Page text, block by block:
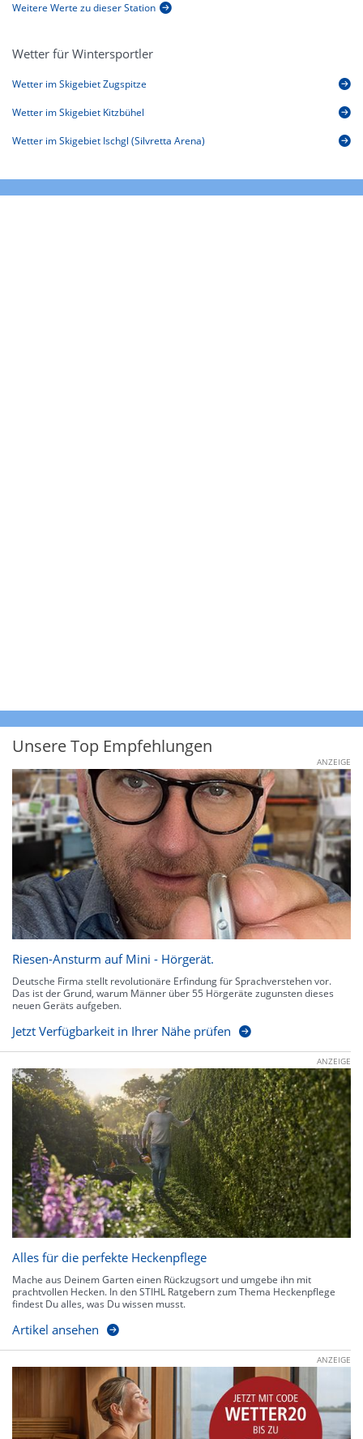
Weitere Werte zu dieser Station
Wetter für Wintersportler
Wetter im Skigebiet Zugspitze
Wetter im Skigebiet Kitzbühel
Wetter im Skigebiet Ischgl (Silvretta Arena)
Unsere Top Empfehlungen
ANZEIGE
Riesen-Ansturm auf Mini - Hörgerät.
Deutsche Firma stellt revolutionäre Erfindung für Sprachverstehen vor.
Das ist der Grund, warum Männer über 55 Hörgeräte zugunsten dieses
neuen Geräts aufgeben.
Jetzt Verfügbarkeit in Ihrer Nähe prüfen
ANZEIGE
Alles für die perfekte Heckenpflege
Mache aus Deinem Garten einen Rückzugsort und umgebe ihn mit
prachtvollen Hecken. In den STIHL Ratgebern zum Thema Heckenpflege
findest Du alles, was Du wissen musst.
Artikel ansehen
ANZEIGE